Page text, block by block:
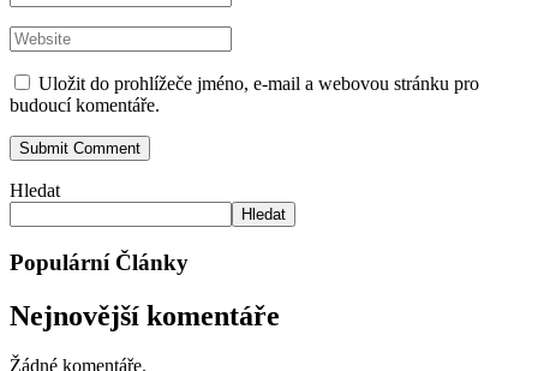
Uložit do prohlížeče jméno, e-mail a webovou stránku pro
budoucí komentáře.
Hledat
Hledat
Populární Články
Nejnovější komentáře
Žádné komentáře.